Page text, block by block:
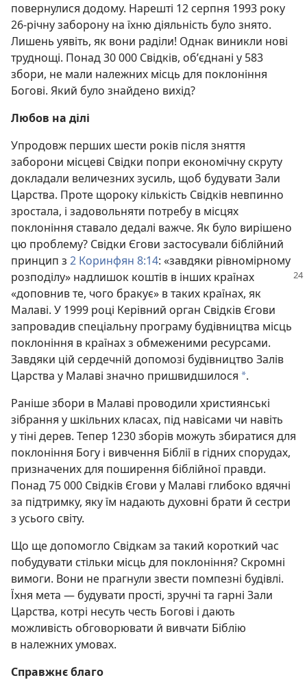
повернулися додому. Нарешті 12 серпня 1993 року
26-річну заборону на їхню діяльність було знято.
Лишень уявіть, як вони раділи! Однак виникли нові
труднощі. Понад 30 000 Свідків, об’єднані у 583
збори, не мали належних місць для поклоніння
Богові. Який було знайдено вихід?
Любов на ділі
Упродовж перших шести років після зняття
заборони місцеві Свідки попри економічну скруту
докладали величезних зусиль, щоб будувати Зали
Царства. Проте щороку кількість Свідків невпинно
зростала, і задовольняти потребу в місцях
поклоніння ставало дедалі важче. Як було вирішено
цю проблему? Свідки Єгови застосували біблійний
принцип з 2 Коринфян 8:14: «завдяки рівномірному
розподілу» надлишок коштів в інших країнах
«доповнив те, чого бракує» в таких країнах, як
Малаві. У 1999 році Керівний орган Свідків Єгови
запровадив спеціальну програму будівництва місць
поклоніння в країнах з обмеженими ресурсами.
Завдяки цій сердечній допомозі будівництво Залів
Царства у Малаві значно пришвидшилося *.
Раніше збори в Малаві проводили християнські
зібрання у шкільних класах, під навісами чи навіть
у тіні дерев. Тепер 1230 зборів можуть збиратися для
поклоніння Богу і вивчення Біблії в гідних спорудах,
призначених для поширення біблійної правди.
Понад 75 000 Свідків Єгови у Малаві глибоко вдячні
за підтримку, яку їм надають духовні брати й сестри
з усього світу.
Що ще допомогло Свідкам за такий короткий час
побудувати стільки місць для поклоніння? Скромні
вимоги. Вони не прагнули звести помпезні будівлі.
Їхня мета — будувати прості, зручні та гарні Зали
Царства, котрі несуть честь Богові і дають
можливість обговорювати й вивчати Біблію
в належних умовах.
Справжнє благо